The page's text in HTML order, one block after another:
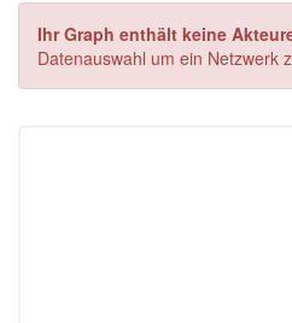
Ihr Graph enthält keine
Datenauswahl um ein Netzwerk